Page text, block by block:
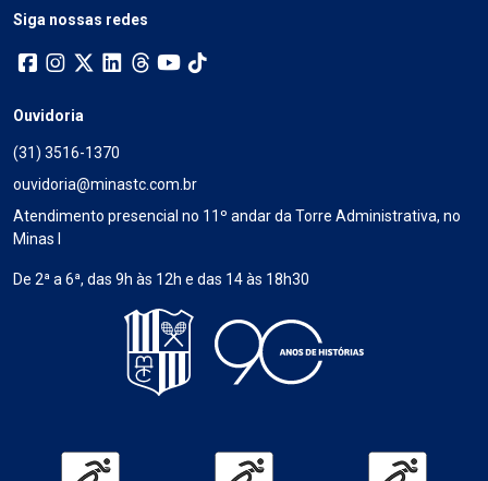
Siga nossas redes
Ouvidoria
(31) 3516-1370
ouvidoria@minastc.com.br
Atendimento presencial no 11º andar da Torre Administrativa, no
Minas I
De 2ª a 6ª, das 9h às 12h e das 14 às 18h30